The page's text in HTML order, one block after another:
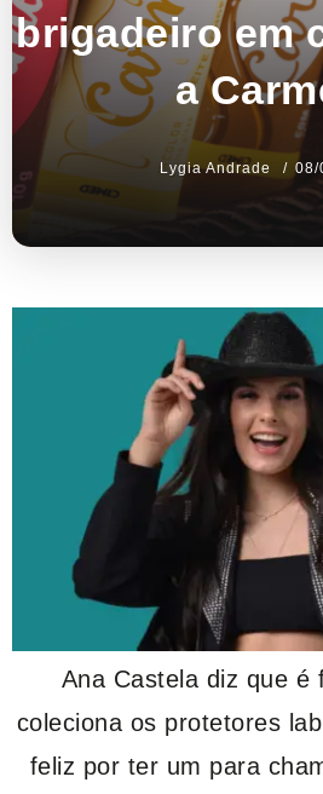
brigadeiro em
a
Lygia Andrade 08/
Ana Castela diz que é
coleciona os protetores
feliz por ter um para